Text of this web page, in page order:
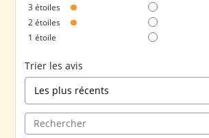
3étoiles
2étoiles
1étoile
Trier les avis